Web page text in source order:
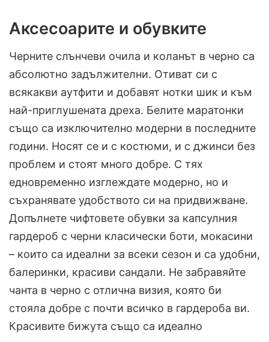
Аксесоарите и обувките
Черните слънчеви очила и коланът в черно са
абсолютно задължителни. Отиват си с
всякакви аутфити и добавят нотки шик и към
най-приглушената дреха. Белите маратонки
също са изключително модерни в последните
години. Носят се и с костюми, и с джинси без
проблем и стоят много добре. С тях
едновременно изглеждате модерно, но и
съхранявате удобството си на придвижване.
Допълнете чифтовете обувки за капсулния
гардероб с черни класически боти, мокасини
– които са идеални за всеки сезон и са удобни,
балеринки, красиви сандали. Не забравяйте
чанта в черно с отлична визия, която би
стояла добре с почти всичко в гардероба ви.
Красивите бижута също са идеално